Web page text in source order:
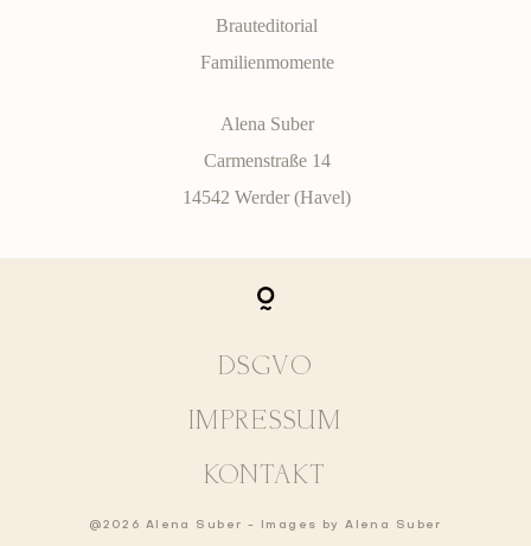
Alena Suber
Carmenstraße 14
14542 Werder (Havel)
Brauteditorial
Familienmomente
DSGVO
IMPRESSUM
KONTAKT
@2026 Alena Suber - Images byAlena Suber